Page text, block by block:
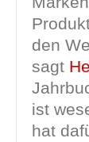
den
sagt
ist
hat